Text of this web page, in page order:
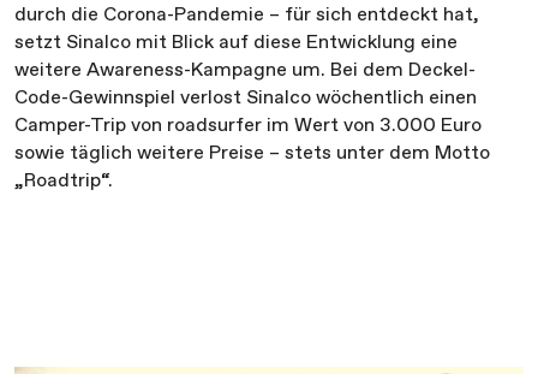
durch die Corona-Pandemie – für sich entdeckt hat,
setzt Sinalco mit Blick auf diese Entwicklung eine
weitere Awareness-Kampagne um. Bei dem Deckel-
Code-Gewinnspiel verlost Sinalco wöchentlich einen
Camper-Trip von roadsurfer im Wert von 3.000 Euro
sowie täglich weitere Preise – stets unter dem Motto
„Roadtrip“.